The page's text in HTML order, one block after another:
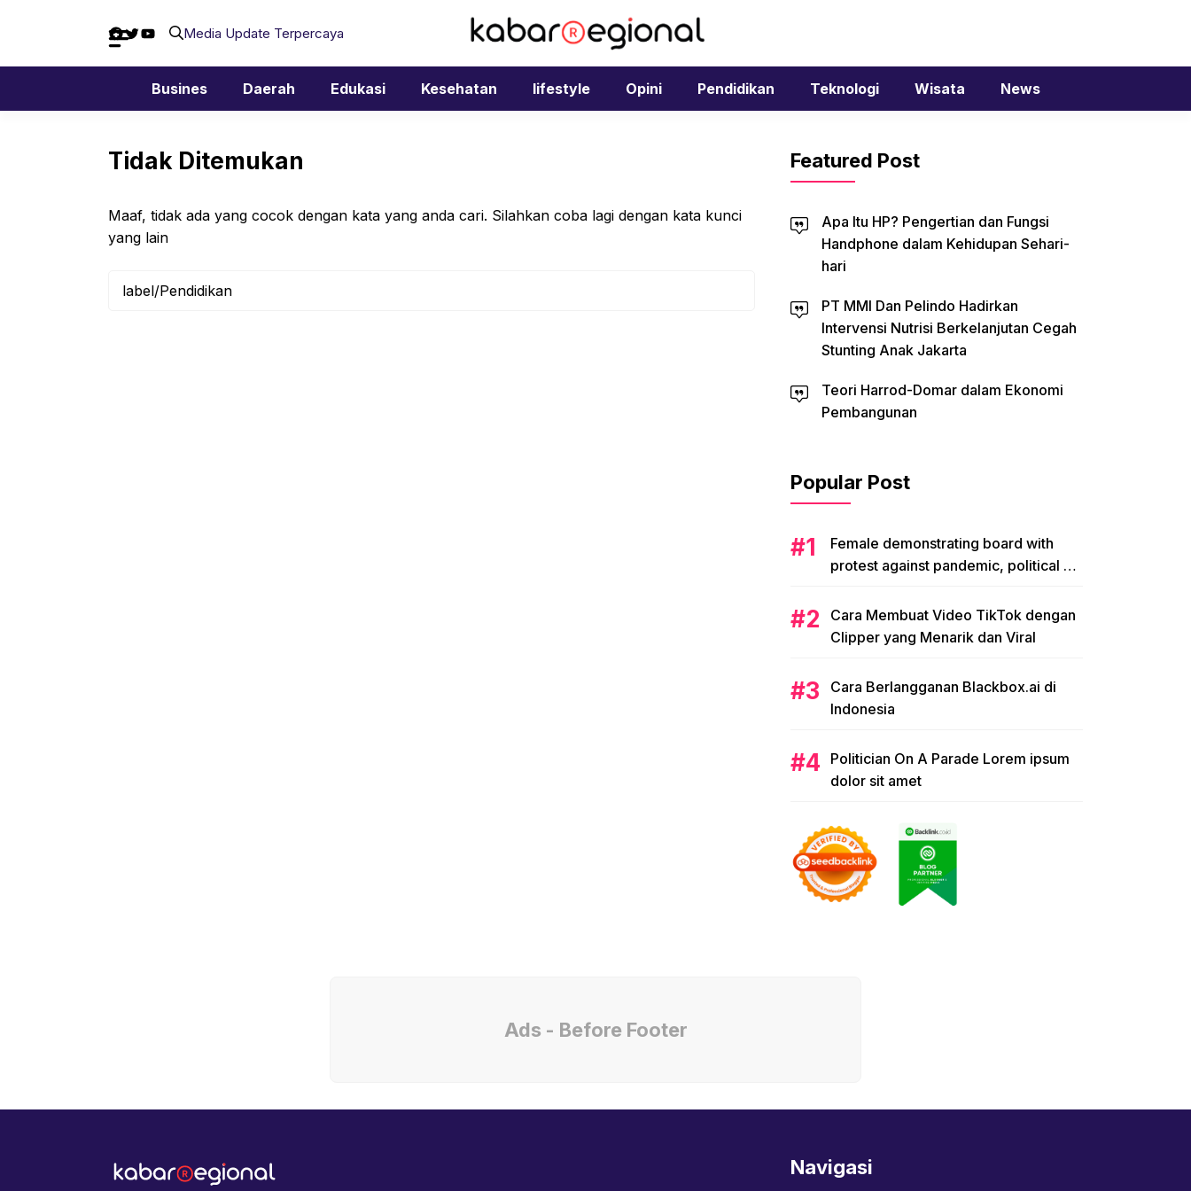
Facebook
Twitter
YouTubeMedia Update Terpercaya
Busines Daerah Edukasi Kesehatan lifestyle Opini Pendidikan Teknologi Wisata News
Tidak Ditemukan
Maaf, tidak ada yang cocok dengan kata yang anda cari. Silahkan coba lagi dengan kata kunci
yang lain
Featured Post
Apa Itu HP? Pengertian dan Fungsi
Handphone dalam Kehidupan Sehari-
hari
PT MMI Dan Pelindo Hadirkan
Intervensi Nutrisi Berkelanjutan Cegah
Stunting Anak Jakarta
Teori Harrod-Domar dalam Ekonomi
Pembangunan
Popular Post
Female demonstrating board with
protest against pandemic, political or
Cara Membuat Video TikTok dengan
Clipper yang Menarik dan Viral
Cara Berlangganan Blackbox.ai di
Indonesia
Politician On A Parade Lorem ipsum
dolor sit amet
Ads - Before Footer
Navigasi